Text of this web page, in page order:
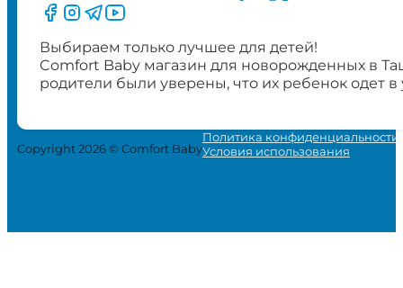
Следите за нами на Facebook
Следите за нами в Instagram
Следите за нами в Telegram
Следите за нами в YouTube
Выбираем только лучшее для детей!
Comfort Baby магазин для новорожденных в
родители были уверены, что их ребенок одет
Copyright 2026 © Comfort Baby
Политика конфиденциальности
Условия использования